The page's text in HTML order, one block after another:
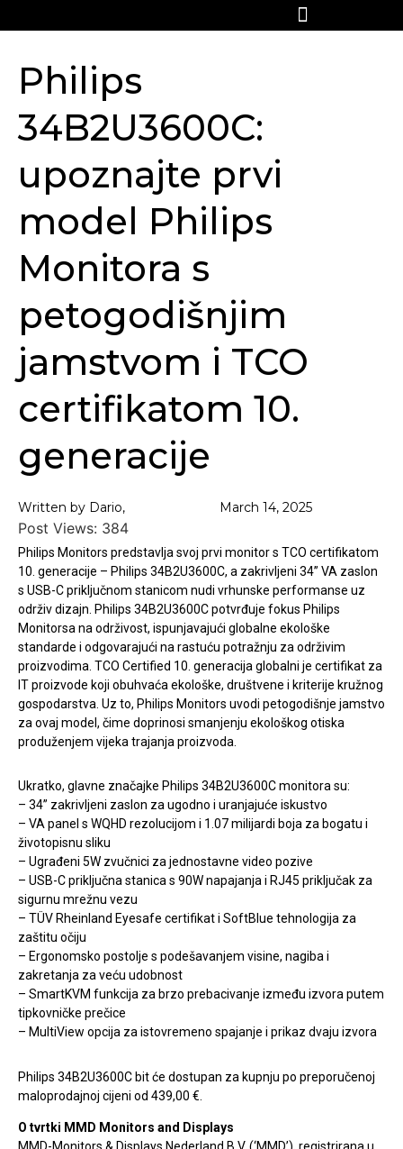
Philips
34B2U3600C:
upoznajte prvi
model Philips
Monitora s
petogodišnjim
jamstvom i TCO
certifikatom 10.
generacije
Written by Dario, March 14, 2025
Post Views: 384
Philips Monitors predstavlja svoj prvi monitor s TCO certifikatom
10. generacije – Philips 34B2U3600C, a zakrivljeni 34” VA zaslon
s USB-C priključnom stanicom nudi vrhunske performanse uz
održiv dizajn. Philips 34B2U3600C potvrđuje fokus Philips
Monitorsa na održivost, ispunjavajući globalne ekološke
standarde i odgovarajući na rastuću potražnju za održivim
proizvodima. TCO Certified 10. generacija globalni je certifikat za
IT proizvode koji obuhvaća ekološke, društvene i kriterije kružnog
gospodarstva. Uz to, Philips Monitors uvodi petogodišnje jamstvo
za ovaj model, čime doprinosi smanjenju ekološkog otiska
produženjem vijeka trajanja proizvoda.
Ukratko, glavne značajke Philips 34B2U3600C monitora su:
– 34” zakrivljeni zaslon za ugodno i uranjajuće iskustvo
– VA panel s WQHD rezolucijom i 1.07 milijardi boja za bogatu i
životopisnu sliku
– Ugrađeni 5W zvučnici za jednostavne video pozive
– USB-C priključna stanica s 90W napajanja i RJ45 priključak za
sigurnu mrežnu vezu
– TÜV Rheinland Eyesafe certifikat i SoftBlue tehnologija za
zaštitu očiju
– Ergonomsko postolje s podešavanjem visine, nagiba i
zakretanja za veću udobnost
– SmartKVM funkcija za brzo prebacivanje između izvora putem
tipkovničke prečice
– MultiView opcija za istovremeno spajanje i prikaz dvaju izvora
Philips 34B2U3600C bit će dostupan za kupnju po preporučenoj
maloprodajnoj cijeni od 439,00 €.
O tvrtki MMD Monitors and Displays